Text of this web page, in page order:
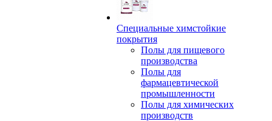
Специальные химстойкие
покрытия
Полы для пищевого
производства
Полы для
фармацевтической
промышленности
Полы для химических
производств